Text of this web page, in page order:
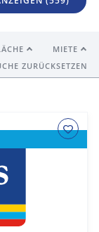
MIETE
ZURÜCKSETZEN